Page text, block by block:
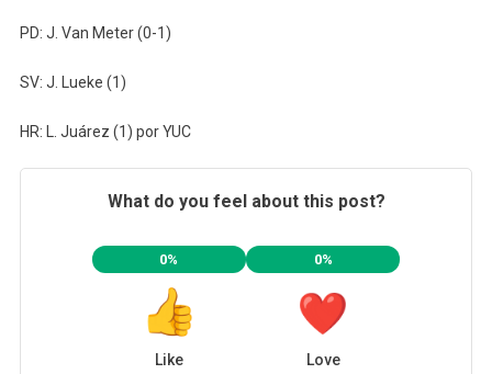
PD: J. Van Meter (0-1)
SV: J. Lueke (1)
HR: L. Juárez (1) por YUC
What do you feel about this post?
0%
Like
0%
Love